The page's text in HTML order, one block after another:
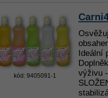
kód: 9405091-1
Ideální
výživu